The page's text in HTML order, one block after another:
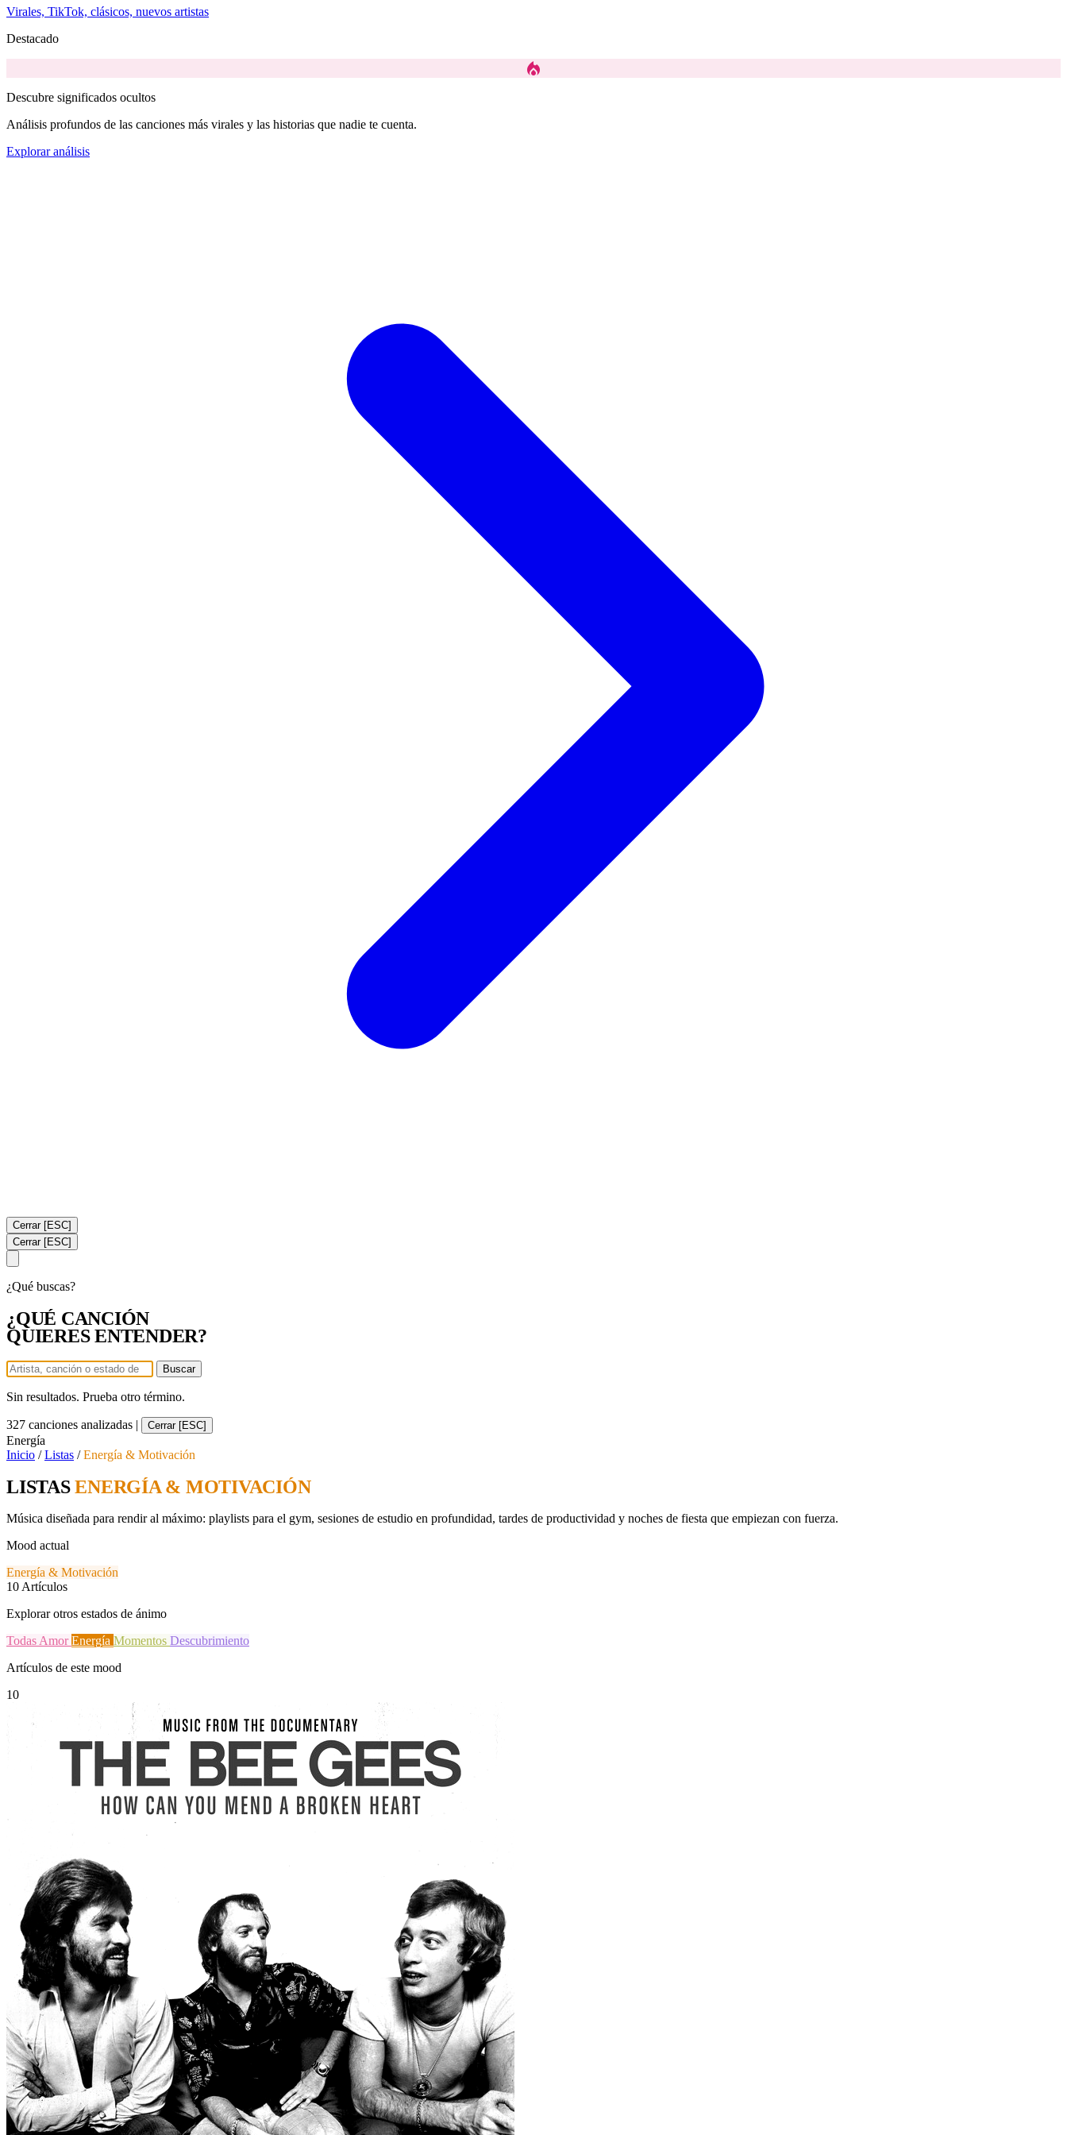
Virales, TikTok, clásicos, nuevos artistas
Destacado
local_fire_department
Descubre significados ocultos
Análisis profundos de las canciones más virales y las historias que nadie te cuenta.
Explorar análisis
Cerrar [ESC]
Cerrar [ESC]
¿Qué buscas?
¿QUÉ CANCIÓN
QUIERES ENTENDER?
Buscar
Sin resultados. Prueba otro término.
327 canciones analizadas | Cerrar [ESC]
Energía
Inicio / Listas / Energía & Motivación
LISTAS ENERGÍA & MOTIVACIÓN
Música diseñada para rendir al máximo: playlists para el gym, sesiones de estudio en profundidad, tardes de productividad y noches de fiesta que empiezan con fuerza.
Mood actual
Energía & Motivación
10 Artículos
Explorar otros estados de ánimo
Todas AmorEnergía Momentos Descubrimiento
Artículos de este mood
10